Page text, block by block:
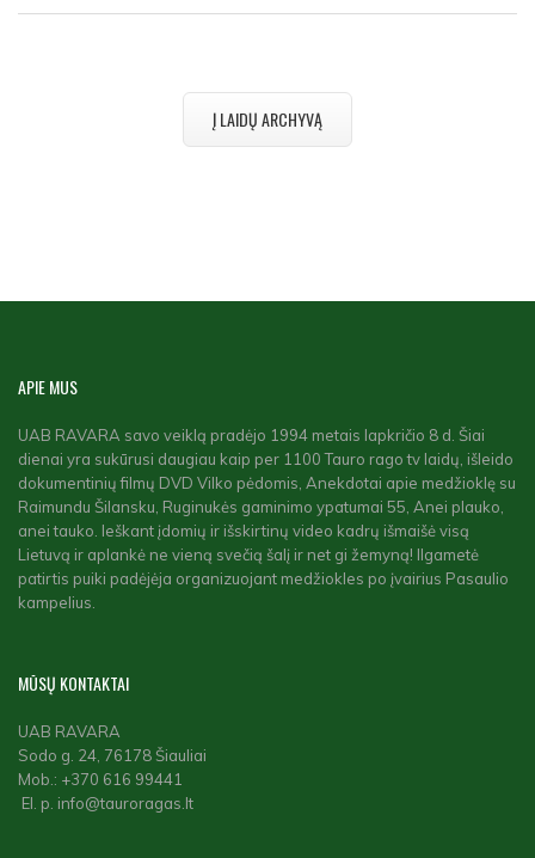
Į LAIDŲ ARCHYVĄ
APIEMUS
UAB RAVARA savo veiklą pradėjo 1994 metais lapkričio 8 d. Šiai
dienai yra sukūrusi daugiau kaip per 1100 Tauro rago tv laidų, išleido
dokumentinių filmų DVD Vilko pėdomis, Anekdotai apie medžioklę su
Raimundu Šilansku, Ruginukės gaminimo ypatumai 55, Anei plauko,
anei tauko. Ieškant įdomių ir išskirtinų video kadrų išmaišė visą
Lietuvą ir aplankė ne vieną svečią šalį ir net gi žemyną! Ilgametė
patirtis puiki padėjėja organizuojant medžiokles po įvairius Pasaulio
kampelius.
MŪSŲ KONTAKTAI
UAB RAVARA
Sodo g. 24, 76178 Šiauliai
Mob.: +370 616 99441
El. p. info@tauroragas.lt